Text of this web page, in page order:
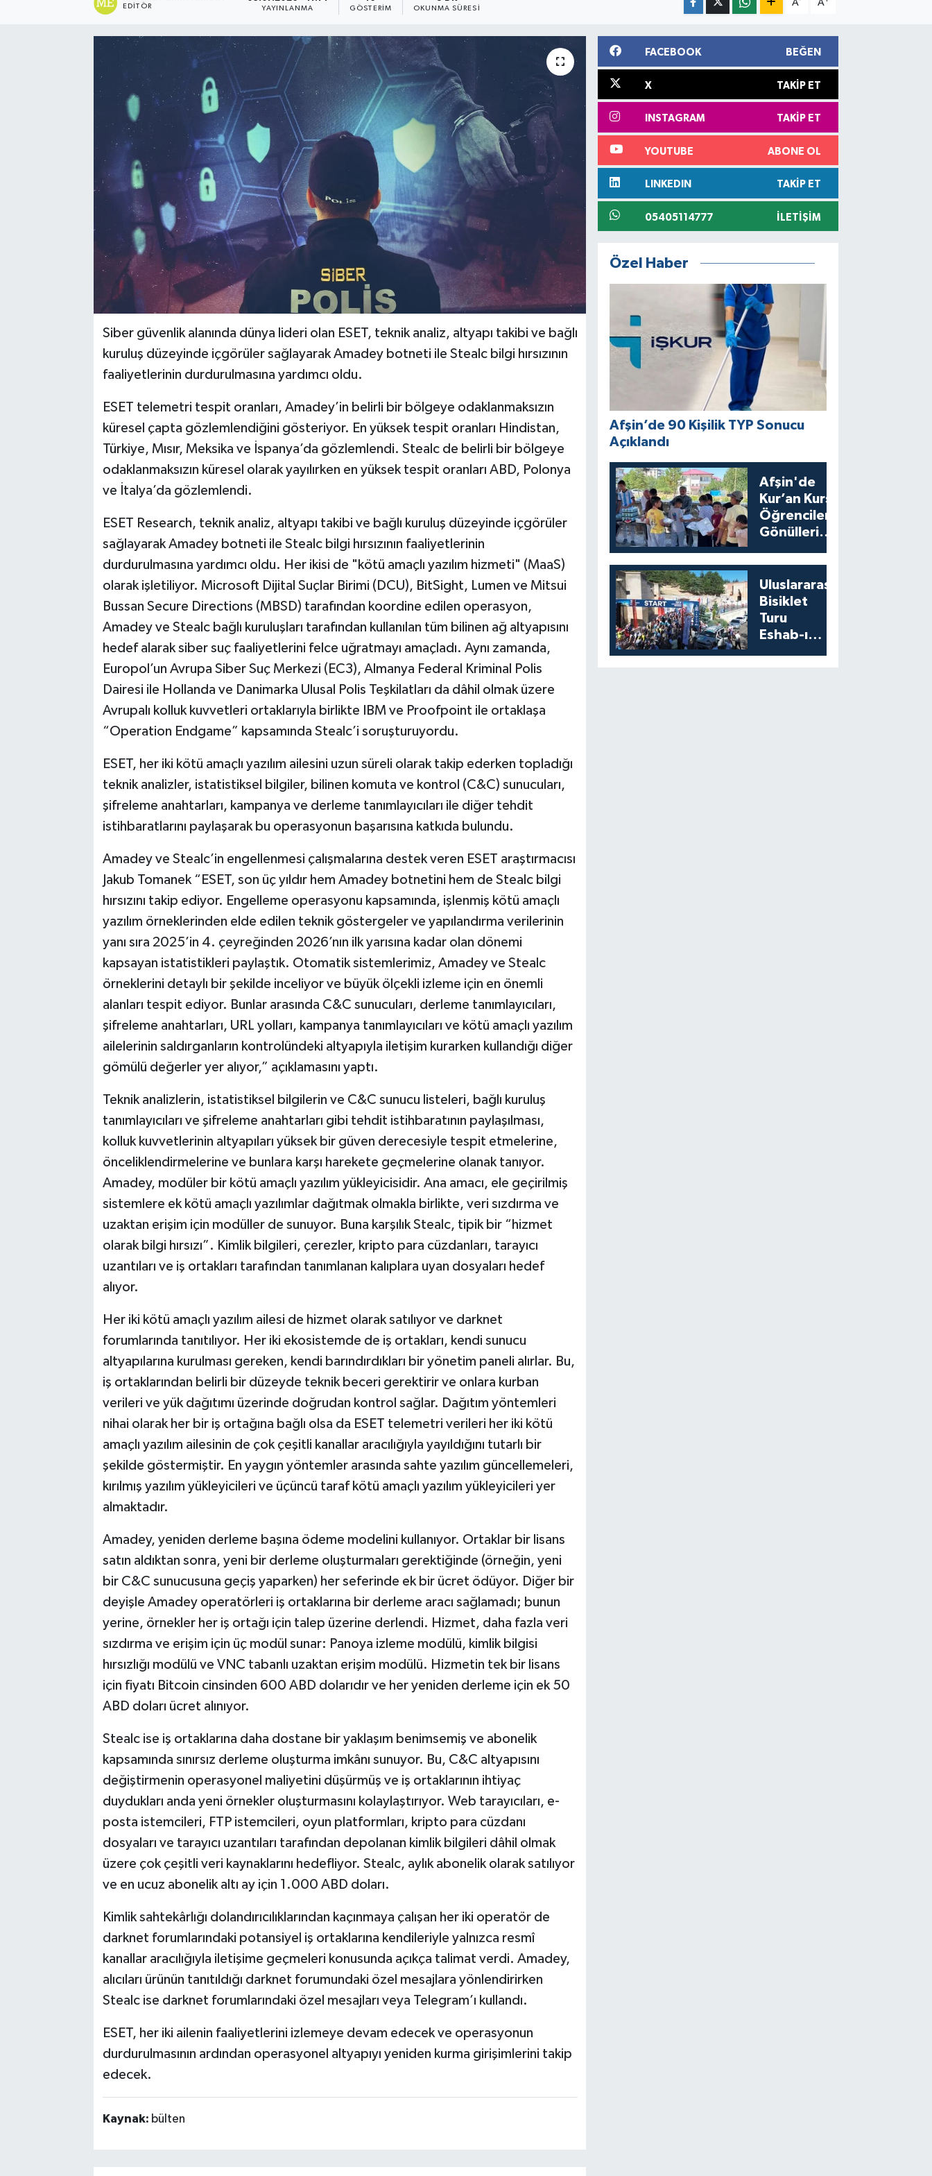
EDITÖR YAYINLANMA GÖSTERIM OKUNMA SÜRESI
A A
Siber güvenlik alanında dünya lideri olan ESET, teknik analiz, altyapı takibi ve bağlı
kuruluş düzeyinde içgörüler sağlayarak Amadey botneti ile Stealc bilgi hırsızının
faaliyetlerinin durdurulmasına yardımcı oldu.
ESET telemetri tespit oranları, Amadey’in belirli bir bölgeye odaklanmaksızın
küresel çapta gözlemlendiğini gösteriyor. En yüksek tespit oranları Hindistan,
Türkiye, Mısır, Meksika ve İspanya’da gözlemlendi. Stealc de belirli bir bölgeye
odaklanmaksızın küresel olarak yayılırken en yüksek tespit oranları ABD, Polonya
ve İtalya’da gözlemlendi.
ESET Research, teknik analiz, altyapı takibi ve bağlı kuruluş düzeyinde içgörüler
sağlayarak Amadey botneti ile Stealc bilgi hırsızının faaliyetlerinin
durdurulmasına yardımcı oldu. Her ikisi de "kötü amaçlı yazılım hizmeti" (MaaS)
olarak işletiliyor. Microsoft Dijital Suçlar Birimi (DCU), BitSight, Lumen ve Mitsui
Bussan Secure Directions (MBSD) tarafından koordine edilen operasyon,
Amadey ve Stealc bağlı kuruluşları tarafından kullanılan tüm bilinen ağ altyapısını
hedef alarak siber suç faaliyetlerini felce uğratmayı amaçladı. Aynı zamanda,
Europol’un Avrupa Siber Suç Merkezi (EC3), Almanya Federal Kriminal Polis
Dairesi ile Hollanda ve Danimarka Ulusal Polis Teşkilatları da dâhil olmak üzere
Avrupalı kolluk kuvvetleri ortaklarıyla birlikte IBM ve Proofpoint ile ortaklaşa
“Operation Endgame” kapsamında Stealc’i soruşturuyordu.
ESET, her iki kötü amaçlı yazılım ailesini uzun süreli olarak takip ederken topladığı
teknik analizler, istatistiksel bilgiler, bilinen komuta ve kontrol (C&C) sunucuları,
şifreleme anahtarları, kampanya ve derleme tanımlayıcıları ile diğer tehdit
istihbaratlarını paylaşarak bu operasyonun başarısına katkıda bulundu.
Amadey ve Stealc’in engellenmesi çalışmalarına destek veren ESET araştırmacısı
Jakub Tomanek “ESET, son üç yıldır hem Amadey botnetini hem de Stealc bilgi
hırsızını takip ediyor. Engelleme operasyonu kapsamında, işlenmiş kötü amaçlı
yazılım örneklerinden elde edilen teknik göstergeler ve yapılandırma verilerinin
yanı sıra 2025’in 4. çeyreğinden 2026’nın ilk yarısına kadar olan dönemi
kapsayan istatistikleri paylaştık. Otomatik sistemlerimiz, Amadey ve Stealc
örneklerini detaylı bir şekilde inceliyor ve büyük ölçekli izleme için en önemli
alanları tespit ediyor. Bunlar arasında C&C sunucuları, derleme tanımlayıcıları,
şifreleme anahtarları, URL yolları, kampanya tanımlayıcıları ve kötü amaçlı yazılım
ailelerinin saldırganların kontrolündeki altyapıyla iletişim kurarken kullandığı diğer
gömülü değerler yer alıyor,” açıklamasını yaptı.
Teknik analizlerin, istatistiksel bilgilerin ve C&C sunucu listeleri, bağlı kuruluş
tanımlayıcıları ve şifreleme anahtarları gibi tehdit istihbaratının paylaşılması,
kolluk kuvvetlerinin altyapıları yüksek bir güven derecesiyle tespit etmelerine,
önceliklendirmelerine ve bunlara karşı harekete geçmelerine olanak tanıyor.
Amadey, modüler bir kötü amaçlı yazılım yükleyicisidir. Ana amacı, ele geçirilmiş
sistemlere ek kötü amaçlı yazılımlar dağıtmak olmakla birlikte, veri sızdırma ve
uzaktan erişim için modüller de sunuyor. Buna karşılık Stealc, tipik bir “hizmet
olarak bilgi hırsızı”. Kimlik bilgileri, çerezler, kripto para cüzdanları, tarayıcı
uzantıları ve iş ortakları tarafından tanımlanan kalıplara uyan dosyaları hedef
alıyor.
Her iki kötü amaçlı yazılım ailesi de hizmet olarak satılıyor ve darknet
forumlarında tanıtılıyor. Her iki ekosistemde de iş ortakları, kendi sunucu
altyapılarına kurulması gereken, kendi barındırdıkları bir yönetim paneli alırlar. Bu,
iş ortaklarından belirli bir düzeyde teknik beceri gerektirir ve onlara kurban
verileri ve yük dağıtımı üzerinde doğrudan kontrol sağlar. Dağıtım yöntemleri
nihai olarak her bir iş ortağına bağlı olsa da ESET telemetri verileri her iki kötü
amaçlı yazılım ailesinin de çok çeşitli kanallar aracılığıyla yayıldığını tutarlı bir
şekilde göstermiştir. En yaygın yöntemler arasında sahte yazılım güncellemeleri,
kırılmış yazılım yükleyicileri ve üçüncü taraf kötü amaçlı yazılım yükleyicileri yer
almaktadır.
Amadey, yeniden derleme başına ödeme modelini kullanıyor. Ortaklar bir lisans
satın aldıktan sonra, yeni bir derleme oluşturmaları gerektiğinde (örneğin, yeni
bir C&C sunucusuna geçiş yaparken) her seferinde ek bir ücret ödüyor. Diğer bir
deyişle Amadey operatörleri iş ortaklarına bir derleme aracı sağlamadı; bunun
yerine, örnekler her iş ortağı için talep üzerine derlendi. Hizmet, daha fazla veri
sızdırma ve erişim için üç modül sunar: Panoya izleme modülü, kimlik bilgisi
hırsızlığı modülü ve VNC tabanlı uzaktan erişim modülü. Hizmetin tek bir lisans
için fiyatı Bitcoin cinsinden 600 ABD dolarıdır ve her yeniden derleme için ek 50
ABD doları ücret alınıyor.
Stealc ise iş ortaklarına daha dostane bir yaklaşım benimsemiş ve abonelik
kapsamında sınırsız derleme oluşturma imkânı sunuyor. Bu, C&C altyapısını
değiştirmenin operasyonel maliyetini düşürmüş ve iş ortaklarının ihtiyaç
duydukları anda yeni örnekler oluşturmasını kolaylaştırıyor. Web tarayıcıları, e-
posta istemcileri, FTP istemcileri, oyun platformları, kripto para cüzdanı
dosyaları ve tarayıcı uzantıları tarafından depolanan kimlik bilgileri dâhil olmak
üzere çok çeşitli veri kaynaklarını hedefliyor. Stealc, aylık abonelik olarak satılıyor
ve en ucuz abonelik altı ay için 1.000 ABD doları.
Kimlik sahtekârlığı dolandırıcılıklarından kaçınmaya çalışan her iki operatör de
darknet forumlarındaki potansiyel iş ortaklarına kendileriyle yalnızca resmî
kanallar aracılığıyla iletişime geçmeleri konusunda açıkça talimat verdi. Amadey,
alıcıları ürünün tanıtıldığı darknet forumundaki özel mesajlara yönlendirirken
Stealc ise darknet forumlarındaki özel mesajları veya Telegram’ı kullandı.
ESET, her iki ailenin faaliyetlerini izlemeye devam edecek ve operasyonun
durdurulmasının ardından operasyonel altyapıyı yeniden kurma girişimlerini takip
edecek.
Kaynak: bülten
FACEBOOK BEĞEN
X TAKIP ET
INSTAGRAM TAKIP ET
YOUTUBE ABONE OL
LINKEDIN TAKIP ET
05405114777 İLETIŞIM
Özel Haber
Afşin’de 90 Kişilik TYP Sonucu
Açıklandı
Afşin'de
Kur’an Kursu
Öğrencilerine
Gönülleri
Uluslararası
Bisiklet
Turu
Eshab-ı